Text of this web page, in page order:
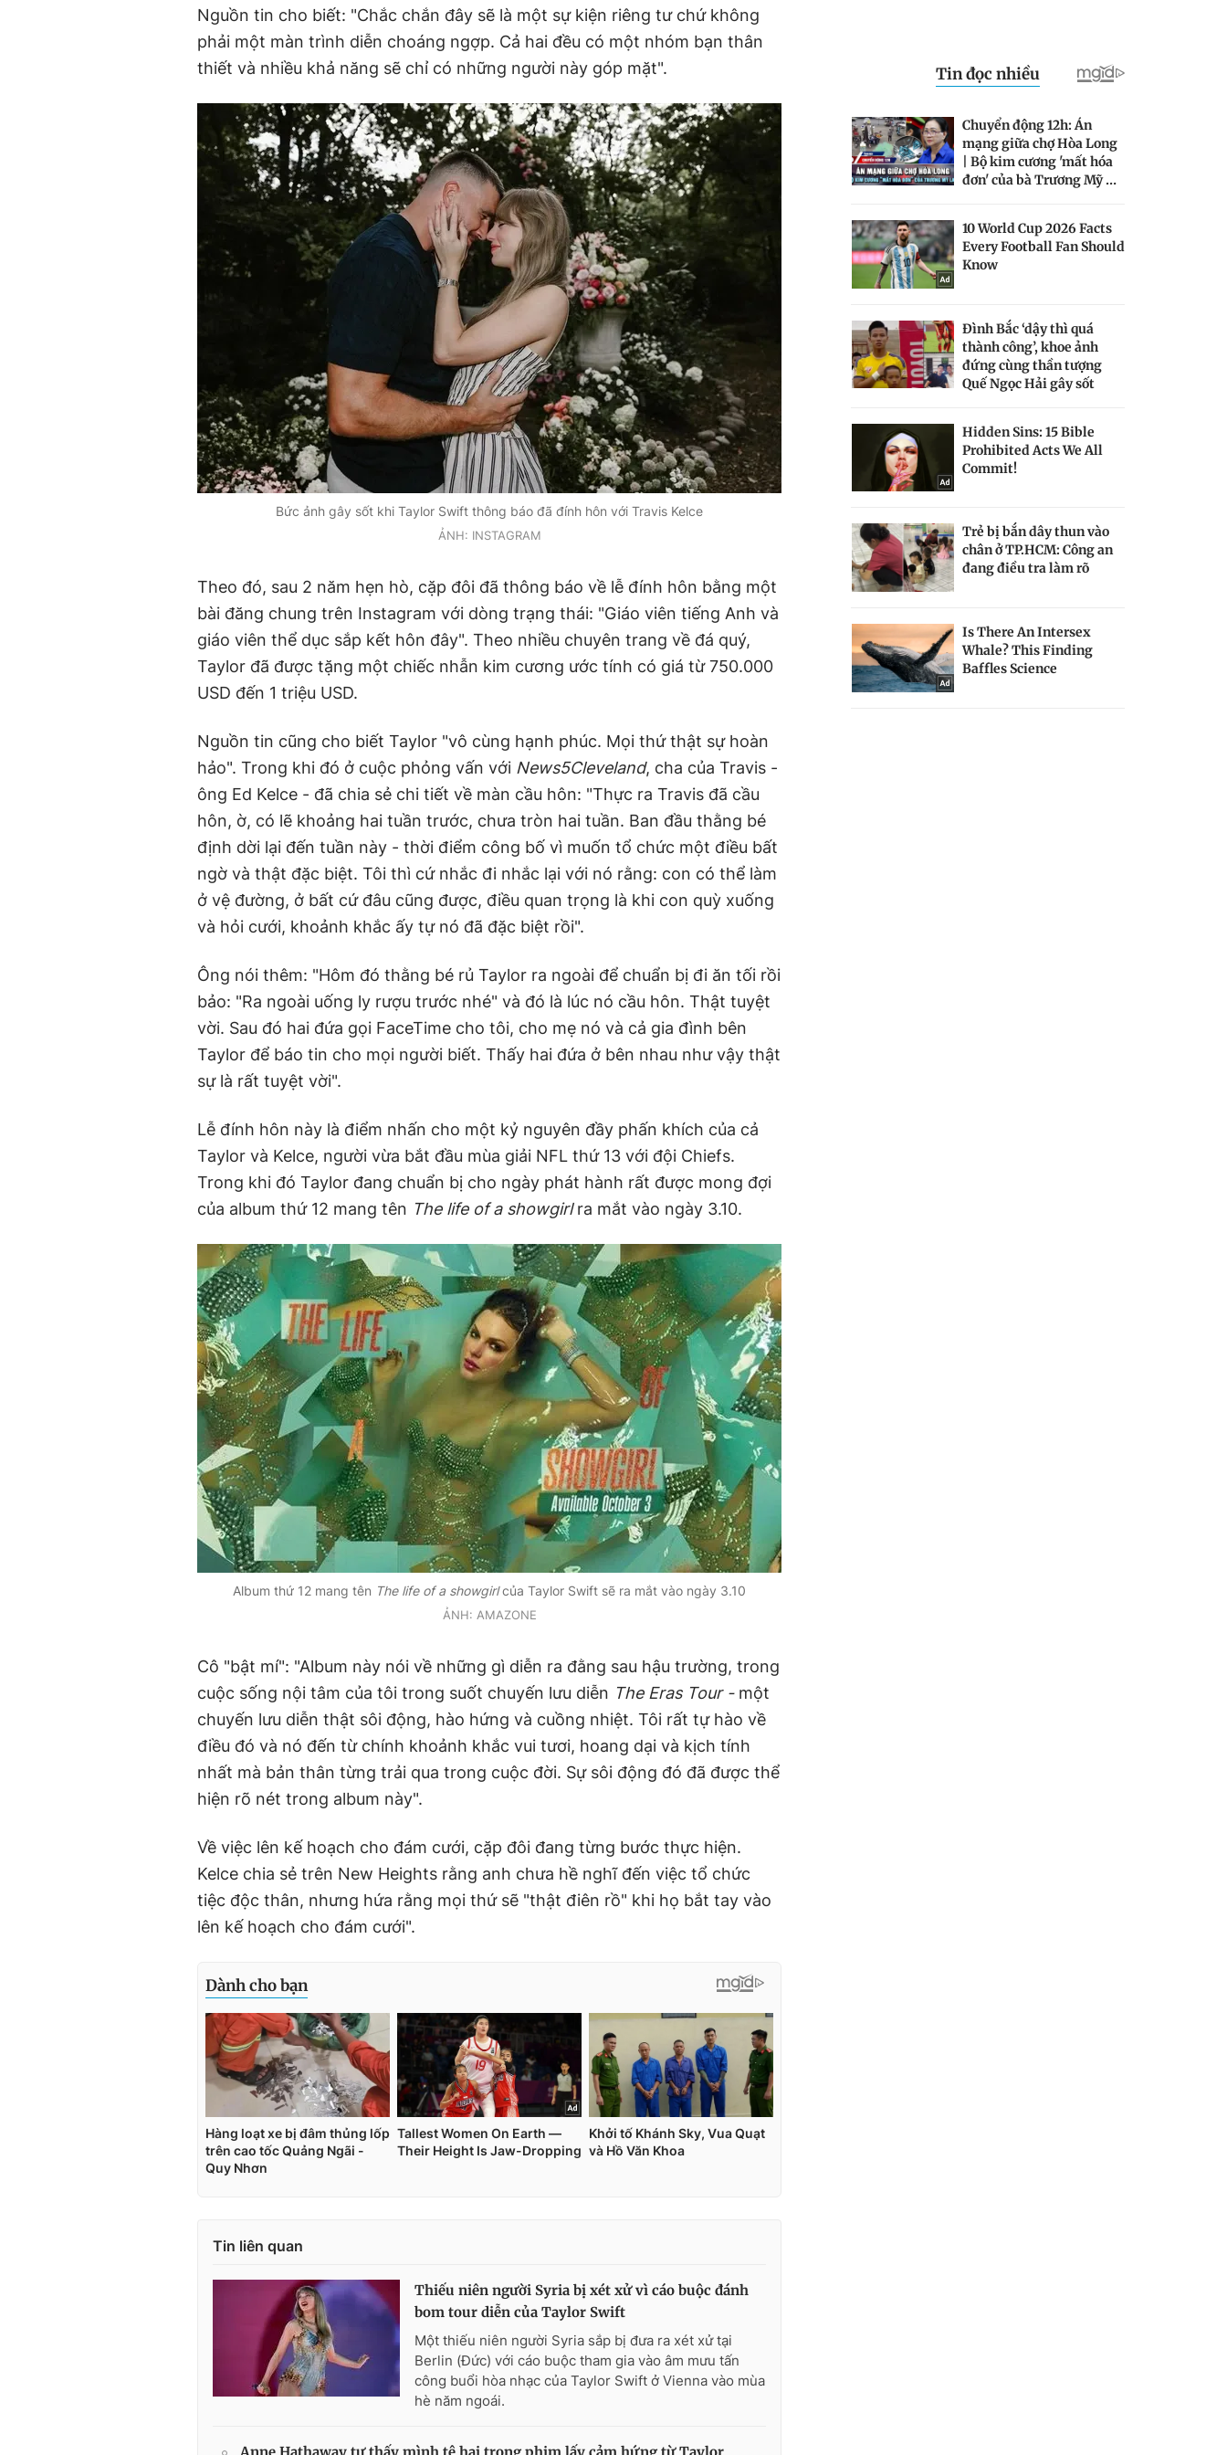
Nguồn tin cho biết: "Chắc chắn đây sẽ là một sự kiện riêng tư chứ không
phải một màn trình diễn choáng ngợp. Cả hai đều có một nhóm bạn thân
thiết và nhiều khả năng sẽ chỉ có những người này góp mặt".
Bức ảnh gây sốt khi Taylor Swift thông báo đã đính hôn với Travis Kelce
ẢNH: INSTAGRAM
Theo đó, sau 2 năm hẹn hò, cặp đôi đã thông báo về lễ đính hôn bằng một
bài đăng chung trên Instagram với dòng trạng thái: "Giáo viên tiếng Anh và
giáo viên thể dục sắp kết hôn đây". Theo nhiều chuyên trang về đá quý,
Taylor đã được tặng một chiếc nhẫn kim cương ước tính có giá từ 750.000
USD đến 1 triệu USD.
Nguồn tin cũng cho biết Taylor "vô cùng hạnh phúc. Mọi thứ thật sự hoàn
hảo". Trong khi đó ở cuộc phỏng vấn với News5Cleveland, cha của Travis -
ông Ed Kelce - đã chia sẻ chi tiết về màn cầu hôn: "Thực ra Travis đã cầu
hôn, ờ, có lẽ khoảng hai tuần trước, chưa tròn hai tuần. Ban đầu thằng bé
định dời lại đến tuần này - thời điểm công bố vì muốn tổ chức một điều bất
ngờ và thật đặc biệt. Tôi thì cứ nhắc đi nhắc lại với nó rằng: con có thể làm
ở vệ đường, ở bất cứ đâu cũng được, điều quan trọng là khi con quỳ xuống
và hỏi cưới, khoảnh khắc ấy tự nó đã đặc biệt rồi".
Ông nói thêm: "Hôm đó thằng bé rủ Taylor ra ngoài để chuẩn bị đi ăn tối rồi
bảo: "Ra ngoài uống ly rượu trước nhé" và đó là lúc nó cầu hôn. Thật tuyệt
vời. Sau đó hai đứa gọi FaceTime cho tôi, cho mẹ nó và cả gia đình bên
Taylor để báo tin cho mọi người biết. Thấy hai đứa ở bên nhau như vậy thật
sự là rất tuyệt vời".
Lễ đính hôn này là điểm nhấn cho một kỷ nguyên đầy phấn khích của cả
Taylor và Kelce, người vừa bắt đầu mùa giải NFL thứ 13 với đội Chiefs.
Trong khi đó Taylor đang chuẩn bị cho ngày phát hành rất được mong đợi
của album thứ 12 mang tên The life of a showgirlra mắt vào ngày 3.10.
Album thứ 12 mang tên The life of a showgirlcủa Taylor Swift sẽ ra mắt vào ngày 3.10
ẢNH: AMAZONE
Cô "bật mí": "Album này nói về những gì diễn ra đằng sau hậu trường, trong
cuộc sống nội tâm của tôi trong suốt chuyến lưu diễn The Eras Tour - một
chuyến lưu diễn thật sôi động, hào hứng và cuồng nhiệt. Tôi rất tự hào về
điều đó và nó đến từ chính khoảnh khắc vui tươi, hoang dại và kịch tính
nhất mà bản thân từng trải qua trong cuộc đời. Sự sôi động đó đã được thể
hiện rõ nét trong album này".
Về việc lên kế hoạch cho đám cưới, cặp đôi đang từng bước thực hiện.
Kelce chia sẻ trên New Heights rằng anh chưa hề nghĩ đến việc tổ chức
tiệc độc thân, nhưng hứa rằng mọi thứ sẽ "thật điên rồ" khi họ bắt tay vào
lên kế hoạch cho đám cưới".
Tin liên quan
Thiếu niên người Syria bị xét xử vì cáo buộc đánh
bom tour diễn của Taylor Swift
Một thiếu niên người Syria sắp bị đưa ra xét xử tại
Berlin (Đức) với cáo buộc tham gia vào âm mưu tấn
công buổi hòa nhạc của Taylor Swift ở Vienna vào mùa
hè năm ngoái.